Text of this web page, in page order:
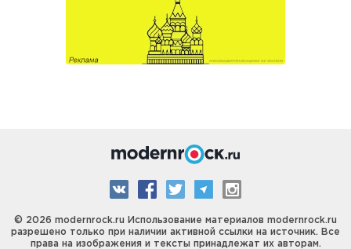
© 2026 modernrock.ru Использование материалов modernrock.ru
разрешено только при наличии активной ссылки на источник. Все
права на изображения и тексты принадлежат их авторам.